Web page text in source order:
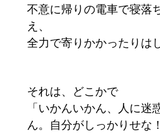
不意に帰りの電車で寝落
え、
全力で寄りかかったりは
それは、どこかで
「いかんいかん、人に迷
ん。自分がしっかりせな